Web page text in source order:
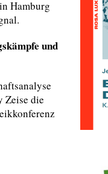
Hamburg
und
Zeise die